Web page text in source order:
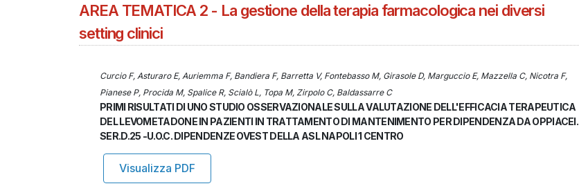
AREA TEMATICA 2 - La gestione della terapia farmacologica nei diversi
setting clinici
Curcio F, Asturaro E, Auriemma F, Bandiera F, Barretta V, Fontebasso M, Girasole D, Marguccio E, Mazzella C, Nicotra F,
Pianese P, Procida M, Spalice R, Scialò L, Topa M, Zirpolo C, Baldassarre C
PRIMI RISULTATI DI UNO STUDIO OSSERVAZIONALE SULLA VALUTAZIONE DELL'EFFICACIA TERAPEUTICA
DEL LEVOMETADONE IN PAZIENTI IN TRATTAMENTO DI MANTENIMENTO PER DIPENDENZA DA OPPIACEI.
SER.D.25 -U.O.C. DIPENDENZE OVEST DELLA ASL NAPOLI 1 CENTRO
Visualizza PDF